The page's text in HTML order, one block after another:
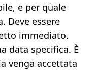
e per quale
Deve essere
immediato,
data specifica. È
venga accettata